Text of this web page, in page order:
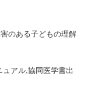
のある子どもの理解
アル,協同医学書出